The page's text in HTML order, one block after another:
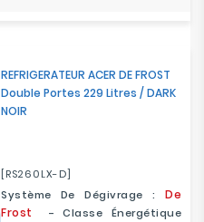
REFRIGERATEUR ACER DE FROST
Double Portes 229 Litres / DARK
NOIR
[RS260LX-D]
Système De Dégivrage :
De
Frost
- Classe Énergétique